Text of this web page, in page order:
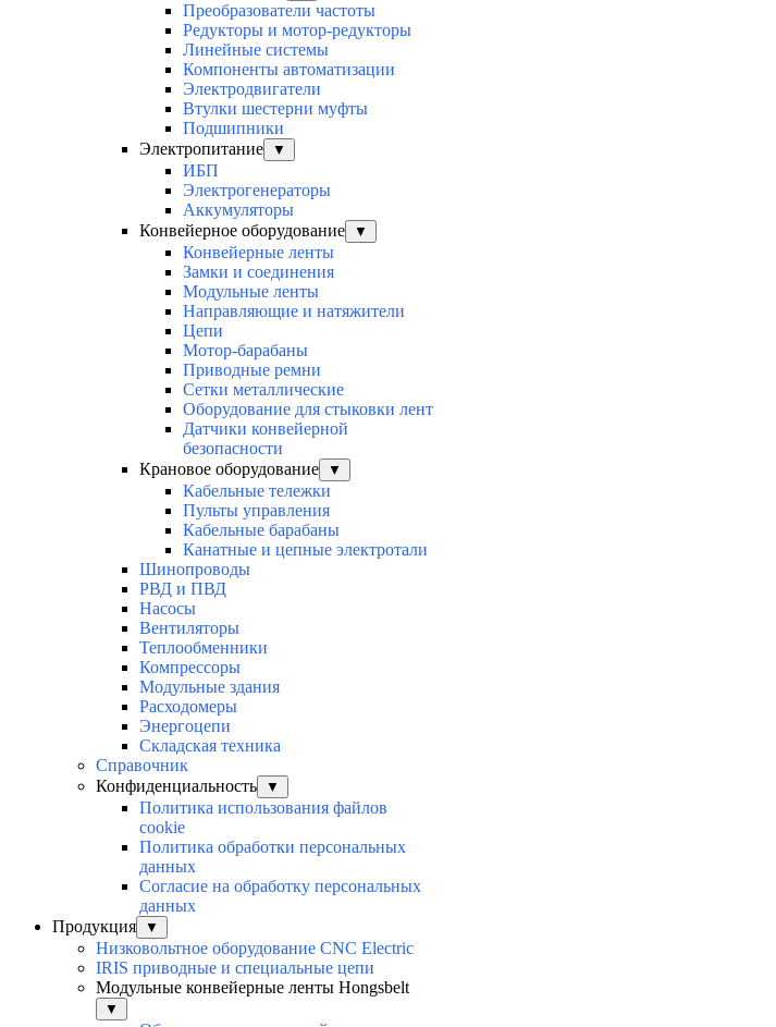
Преобразователи частоты
Редукторы и мотор-редукторы
Линейные системы
Компоненты автоматизации
Электродвигатели
Втулки шестерни муфты
Подшипники
Электропитание
▼
ИБП
Электрогенераторы
Аккумуляторы
Конвейерное оборудование
▼
Конвейерные ленты
Замки и соединения
Модульные ленты
Направляющие и натяжители
Цепи
Мотор-барабаны
Приводные ремни
Сетки металлические
Оборудование для стыковки лент
Датчики конвейерной
безопасности
Крановое оборудование
▼
Кабельные тележки
Пульты управления
Кабельные барабаны
Канатные и цепные электротали
Шинопроводы
РВД и ПВД
Насосы
Вентиляторы
Теплообменники
Компрессоры
Модульные здания
Расходомеры
Энергоцепи
Складская техника
Справочник
Конфиденциальность
▼
Политика использования файлов
cookie
Политика обработки персональных
данных
Согласие на обработку персональных
данных
Продукция
▼
Низковольтное оборудование CNC Electric
IRIS приводные и специальные цепи
Модульные конвейерные ленты Hongsbelt
▼